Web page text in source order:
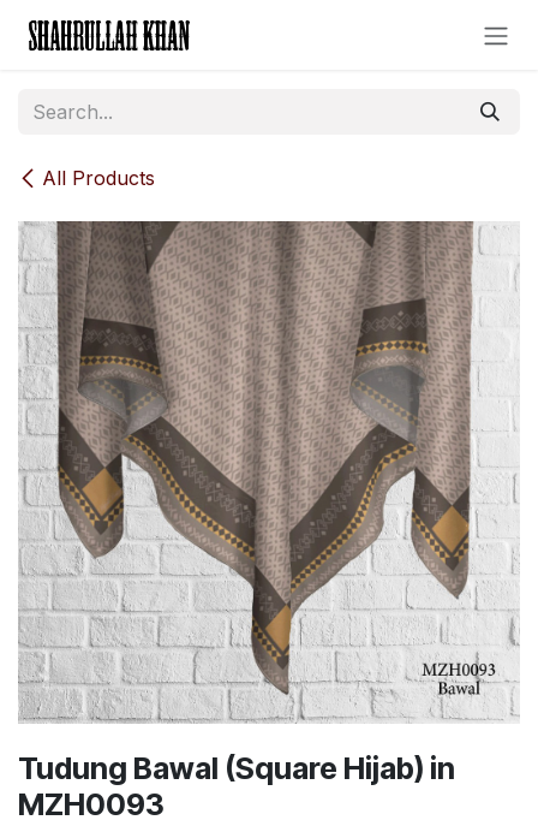
All Products
Tudung Bawal (Square Hijab) in
MZH0093